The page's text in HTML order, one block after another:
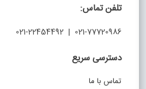
تلفن تماس:
021-77720986 | 021-22454492
دسترسی سریع
تماس با ما